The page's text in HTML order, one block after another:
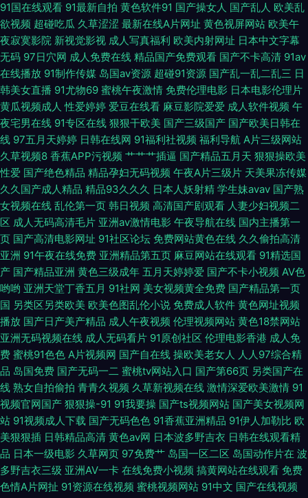
热视频 日本黄色高清视频网站 黄色网入口站未满18 91看恋足 久草网精品在
线 91TV成人片 国产嫩操99 91com在现免费网站 国产热婷婷 1024伦理影院
国产精品鲁鲁鲁视频 91美女免费视频蜜 欧洲香蕉av电影 91校花宝儿在线 91
传媒magnet 老司机福利 91在线青青草 99国产福利导航 福利av导航亚洲 色
亚洲天堂 91看双飞片 avtt伊人 肏屄视频看看 黄色三级网站片 内射黑丝91av
午夜AV婷婷 91内射社频 深夜av 五月天四房播播影院 三级黄色高清在线 东
京热大轮奸 在线亚洲导航 黄色Jm网站 91nav 狠狠干天天干 91VA久久 国产
自产精品 影音先锋在线色情91 狠狠艹狠狠 91视频播放地址 少妇1干入111P
国产精品密久久 91国产精品乱子伦 久蕉伊人 91熟女精品91 欧美性精品一区
国产偷自区 91成人视颖 91探花高中生极品 四虎在线视频A片 国产成人日 91
白丝在线抄 九一破解版 91福利视频导 久久大神 91视频黄瓜视频 欧美日韩亚
亚洲成人 91网站永久免费看视频 日本成人在线观看一区 92福利天堂 日韩人
妻ab av激情片 丝袜深爱网 成人福利99 午夜福利资源 久久精品5区 不卡毛片
在线视频 一区一二一区一二一 国产综合新艹屄片 91爱爱视频午夜 老司机成
人福利导航 91日韩欧美 欧美色综合部
91国在线观看 91最新自拍 黄色软件91 国产操女人 国产乱人 欧美乱
欲视频 超碰吃瓜 久草涩涩 最新在线A片网址 黄色视屏网站 欧美午
夜寂寞影院 新视觉影视 成人写真福利 欧美内射网址 日本中文字幕
无码 97日穴网 成人免费在线 精品国产免费观看 国产不卡高清 91av
在线播放 91制作传媒 岛国av资源 超碰91资源 国产乱一乱二乱三 日
韩美女直播 91尤物69 蜜桃午夜激情 免费伦理电影 日本电影伦理片
黄瓜视频成人 性爱婷婷 爱豆在线看 麻豆影院爱爱 成人软件视频 午
夜宅男在线 91专区在线 狠狠干欧美 国产三级国产 国产欧美日韩在
线 97五月天婷婷 日韩在线网 91福利社视频 福利导航 A片三级网站
久草视频8 香蕉APP污视频 艹艹艹插逼 国产精品五月天 狠狠操欧美
性爱 国产绝色精品 精品孕妇无码视频 午夜A片三级片 天美果冻传媒
久久国产成人精品 精品93久久久 日本人妖射精 学生妹avav 国产熟
女视频在线 乱伦第一页 韩日视频 高清国产剧观看 人妻少妇视频二
区 成人无码高清毛片 亚洲av激情电影 午夜导航在线 国内主播第一
页 国产高清电影网址 91社区论坛 免费网站黄色在线 久久偷拍高清
亚洲 91午夜在线免费 亚洲精品第五页 麻豆网站在线观看 91精选国
产 国产精品亚洲 黄色三级成年 五月天婷婷爱 国产不卡小视频 AV色
哟哟 亚洲天堂丁香五月 91社网 美女视频黄全免费 国产精品第一页
国 另类区另类欧美 欧美色图乱伦小说 免费成人软件 黄色网址视频
播放 国产日产美产精品 成人午夜视频 伦理视频网站 黄色18禁网站
亚洲无码视频在线 成人无码看片 91原创社区 伦理电影香港 成人免
费 蜜桃91色色 A片视频网 国产自在线 操欧美老女人 人人97综合精
品 岛国免费 国产无码一二 蜜桃tv网站入口 国产第66页 另类国产在
线 熟女自拍偷拍 青青久视频 久草新视频在线 激情深爱欧美激情 91
视频官网国产 狠狠操-91 91我要操 国产ts视频网站 国产美女视频网
站 91视频成人下载 国产无码色色 91香蕉亚洲精品 91伊人加勒比 欧
美狠狠插 日韩精品高清 黄色av网 日本波多野吉衣 日韩在线观看精
品 日本一级电影 久草网页 97免费艹 岛国一区二区 岛国动作片在 波
多野吉衣三级 亚洲AV一卡 在线免费小视频 搞黄网站在线观看 免费
色情A片网扯 91资源在线视频 蜜桃视频网站 91中文 国产在线视频